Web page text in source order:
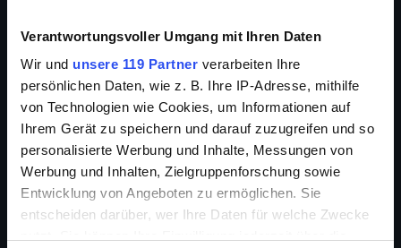
Verantwortungsvoller Umgang mit Ihren Daten
Wir und unsere 119 Partner verarbeiten Ihre
persönlichen Daten, wie z. B. Ihre IP-Adresse, mithilfe
von Technologien wie Cookies, um Informationen auf
Ihrem Gerät zu speichern und darauf zuzugreifen und so
personalisierte Werbung und Inhalte, Messungen von
Werbung und Inhalten, Zielgruppenforschung sowie
Entwicklung von Angeboten zu ermöglichen. Sie
entscheiden darüber, wer Ihre Daten für welche Zwecke
des 20. Jahrhunderts. Seine bekannteste Rolle ist der
„Vagabund“ (im Original „The Tramp“, auch „Charlot“).
Hier mimt er einen verarmten Landstreicher mit den
Manieren und der Würde eines Gentleman. Diese
Figur mit Zweifingerschnurrbart (auch „Chaplinbart“
genannt), übergroßer Hose und Schuhen, enger Jacke,
Bambusstock in der Hand und Melone auf dem Kopf
wurde zu einer Film-Ikone. Charlie Chaplin begann
seine Karriere als Kind bei Auftritten in der Music
Hall. Als Komiker in den frühen Stummfilmkomödien